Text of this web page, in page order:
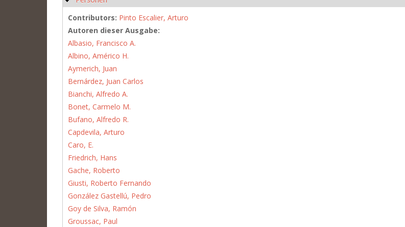
Contributors: Pinto Escalier, Arturo
Autoren dieser Ausgabe:
Albasio, Francisco A.
Albino, Américo H.
Aymerich, Juan
Bernárdez, Juan Carlos
Bianchi, Alfredo A.
Bonet, Carmelo M.
Bufano, Alfredo R.
Capdevila, Arturo
Caro, E.
Friedrich, Hans
Gache, Roberto
Giusti, Roberto Fernando
González Gastellú, Pedro
Goy de Silva, Ramón
Groussac, Paul